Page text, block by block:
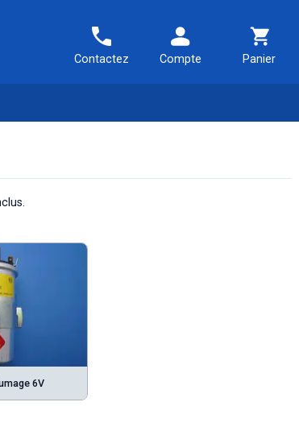
Contactez Compte Panier
6V